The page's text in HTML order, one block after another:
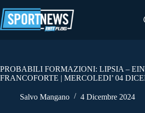
al
contenuto
PROBABILI FORMAZIONI: LIPSIA –
FRANCOFORTE | MERCOLEDI’ 04
Salvo Mangano 4 Dicembre 2024